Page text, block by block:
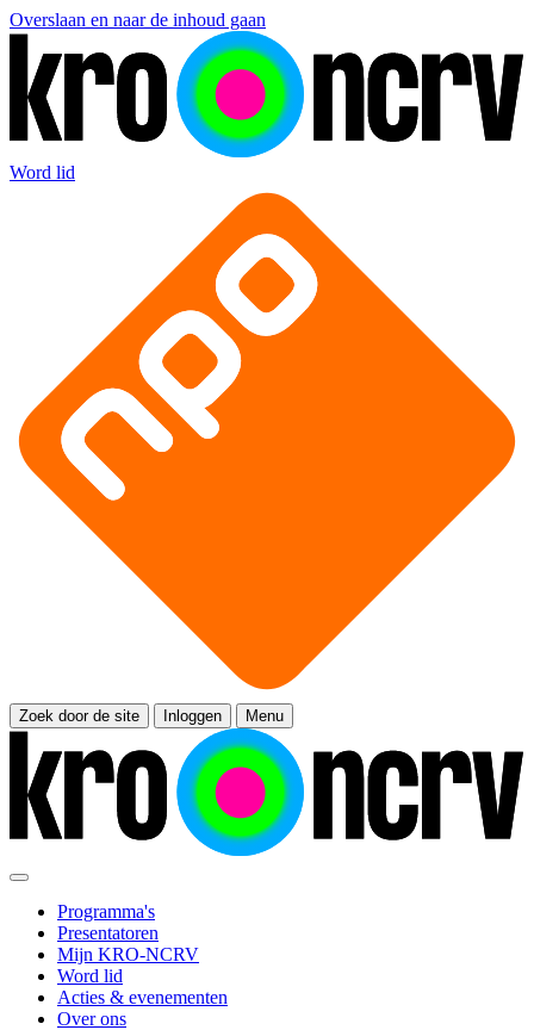
Overslaan en naar de inhoud gaan
Word lid
Zoek door de site Inloggen Menu
Programma's
Presentatoren
Mijn KRO-NCRV
Word lid
Acties & evenementen
Over ons